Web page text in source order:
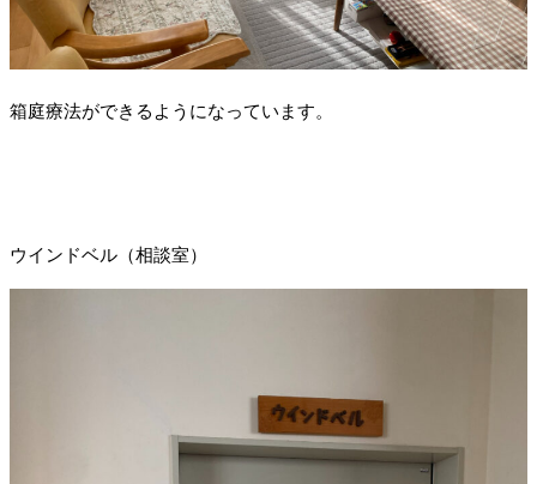
箱庭療法ができるようになっています。
ウインドベル（相談室）